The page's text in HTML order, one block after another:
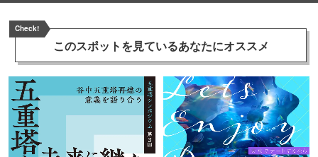
Check!
このスポットを見ているあなたにオススメ